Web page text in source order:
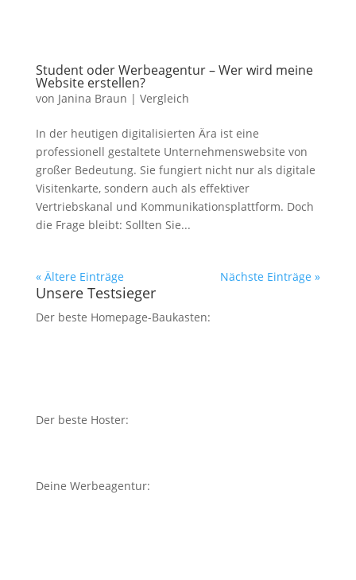
Student oder Werbeagentur – Wer wird meine
Website erstellen?
von Janina Braun | Vergleich
In der heutigen digitalisierten Ära ist eine
professionell gestaltete Unternehmenswebsite von
großer Bedeutung. Sie fungiert nicht nur als digitale
Visitenkarte, sondern auch als effektiver
Vertriebskanal und Kommunikationsplattform. Doch
die Frage bleibt: Sollten Sie...
« Ältere Einträge Nächste Einträge »
Unsere Testsieger
Der beste Homepage-Baukasten:
Der beste Hoster:
Deine Werbeagentur: